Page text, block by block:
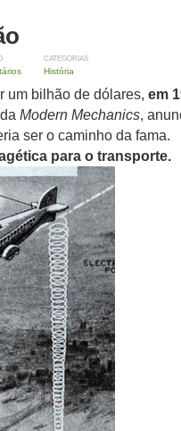
CATEGORIAS
História
um bilhão de dólares, em
Modern Mechanics,
ser o caminho da fama.
para o transporte.